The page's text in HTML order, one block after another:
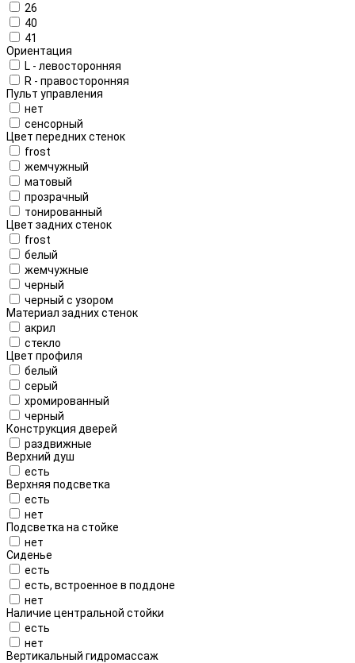
26
40
41
Ориентация
L - левосторонняя
R - правосторонняя
Пульт управления
нет
сенсорный
Цвет передних стенок
frost
жемчужный
матовый
прозрачный
тонированный
Цвет задних стенок
frost
белый
жемчужные
черный
черный с узором
Материал задних стенок
акрил
стекло
Цвет профиля
белый
серый
хромированный
черный
Конструкция дверей
раздвижные
Верхний душ
есть
Верхняя подсветка
есть
нет
Подсветка на стойке
нет
Сиденье
есть
есть, встроенное в поддоне
нет
Наличие центральной стойки
есть
нет
Вертикальный гидромассаж